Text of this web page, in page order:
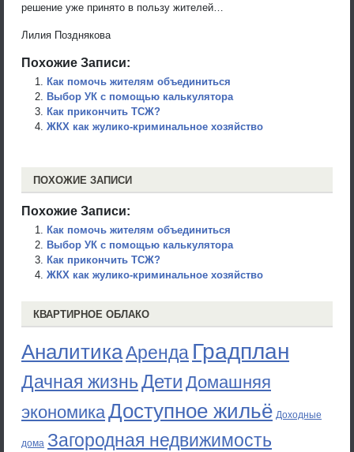
решение уже принято в пользу жителей…
Лилия Позднякова
Похожие Записи:
Как помочь жителям объединиться
Выбор УК с помощью калькулятора
Как прикончить ТСЖ?
ЖКХ как жулико-криминальное хозяйство
ПОХОЖИЕ ЗАПИСИ
Похожие Записи:
Как помочь жителям объединиться
Выбор УК с помощью калькулятора
Как прикончить ТСЖ?
ЖКХ как жулико-криминальное хозяйство
КВАРТИРНОЕ ОБЛАКО
АналитикаАренда Градплан
Дачная жизньДети Домашняя
экономикаДоступное жильё Доходные
дома Загородная недвижимость